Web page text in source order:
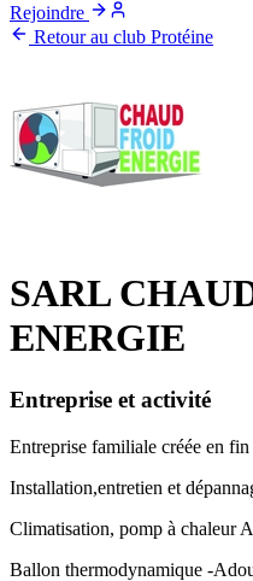
Rejoindre
Retour au club Protéine
SARL
ENERGIE
Entreprise et activité
Entreprise familiale créée en fin
Installation,entretien et
Climatisation, pomp à chaleur
Ballon thermodynamique -